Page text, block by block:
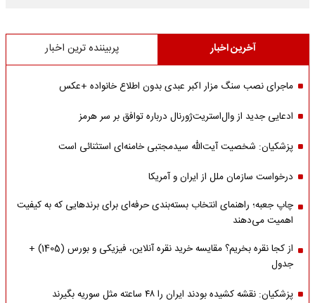
آخرین اخبار پربیننده ترین اخبار
ماجرای نصب سنگ مزار اکبر عبدی بدون اطلاع خانواده +عکس
ادعایی جدید از وال‌استریت‌ژورنال درباره توافق بر سر هرمز
پزشکیان: شخصیت آیت‌الله سیدمجتبی خامنه‌ای استثنائی است
درخواست سازمان ملل از ایران و آمریکا
چاپ جعبه؛ راهنمای انتخاب بسته‌بندی حرفه‌ای برای برندهایی که به کیفیت
اهمیت می‌دهند
از کجا نقره بخریم؟ مقایسه خرید نقره آنلاین، فیزیکی و بورس (1405) +
جدول
پزشکیان: نقشه کشیده بودند ایران را ۴۸ ساعته مثل سوریه بگیرند